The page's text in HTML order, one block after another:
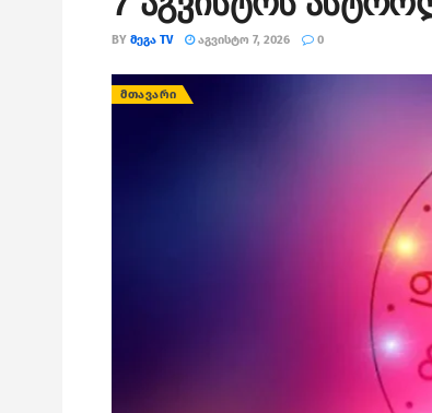
BY ᲛᲔᲒᲐ TV ᲐᲒᲕᲘᲡᲢᲝ 7, 2026 0
ᲛᲗᲐᲕᲐᲠᲘ